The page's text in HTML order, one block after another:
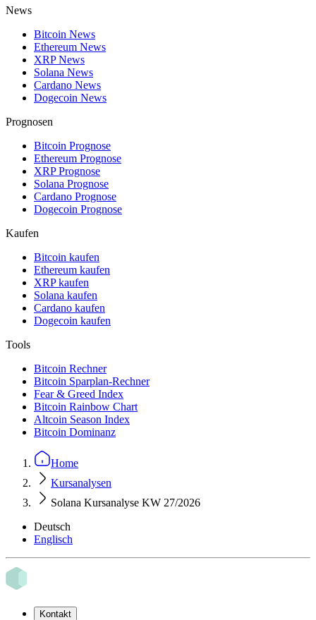
News
Bitcoin News
Ethereum News
XRP News
Solana News
Cardano News
Dogecoin News
Prognosen
Bitcoin Prognose
Ethereum Prognose
XRP Prognose
Solana Prognose
Cardano Prognose
Dogecoin Prognose
Kaufen
Bitcoin kaufen
Ethereum kaufen
XRP kaufen
Solana kaufen
Cardano kaufen
Dogecoin kaufen
Tools
Bitcoin Rechner
Bitcoin Sparplan-Rechner
Fear & Greed Index
Bitcoin Rainbow Chart
Altcoin Season Index
Bitcoin Dominanz
Home
Kursanalysen
Solana Kursanalyse KW 27/2026
Deutsch
Englisch
Kontakt